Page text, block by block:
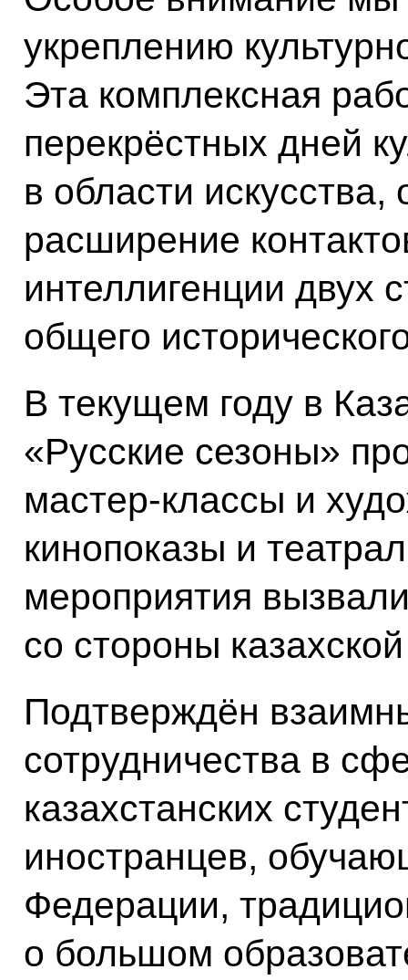
укреплению
Эта комплексная
перекрёстных дней
в области
расширение
интеллигенции двух
общего
В текущем году в
«Русские сезоны»
мастер-классы и
кинопоказы и
мероприятия
со стороны
Подтверждён
сотрудничества в
казахстанских
иностранцев,
Федерации,
о большом